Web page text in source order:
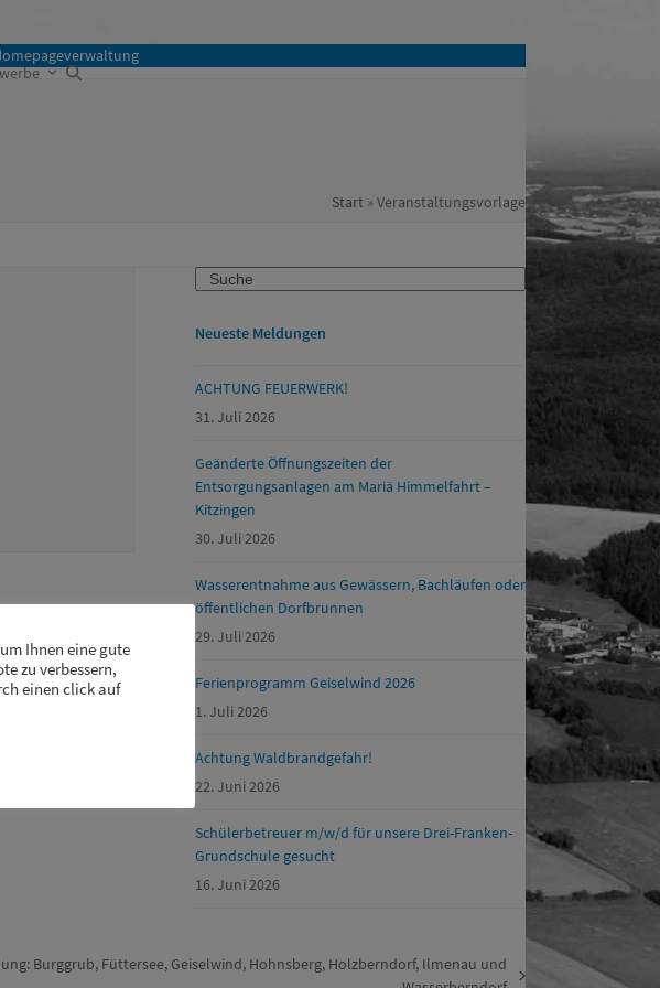
Start »Veranstaltungsvorlage
Search
Neueste Meldungen
ACHTUNG FEUERWERK!
31. Juli 2026
Geänderte Öffnungszeiten der
Entsorgungsanlagen am Mariä Himmelfahrt –
Kitzingen
30. Juli 2026
Wasserentnahme aus Gewässern, Bachläufen oder
öffentlichen Dorfbrunnen
29. Juli 2026
Ferienprogramm Geiselwind 2026
1. Juli 2026
Achtung Waldbrandgefahr!
22. Juni 2026
Schülerbetreuer m/w/d für unsere Drei-Franken-
Grundschule gesucht
16. Juni 2026
Burggrub, Füttersee, Geiselwind, Hohnsberg, Holzberndorf, Ilmenau und
Ihnen eine gute
zu verbessern,
einen click auf